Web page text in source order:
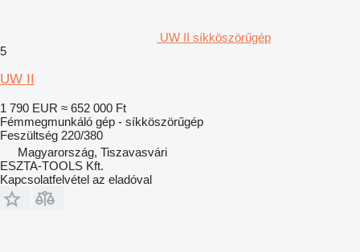
UW II síkköszörűgép
5
UW II
1 790 EUR ≈ 652 000 Ft
Fémmegmunkáló gép - síkköszörűgép
Feszültség 220/380
Magyarország, Tiszavasvári
ESZTA-TOOLS Kft.
Kapcsolatfelvétel az eladóval